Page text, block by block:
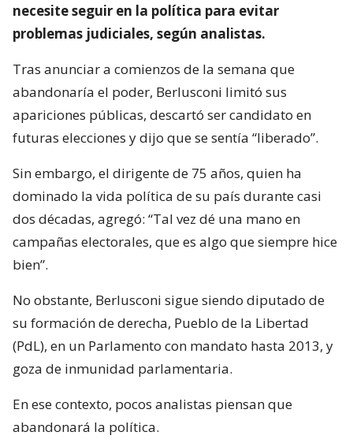
necesite seguir en la política para evitar
problemas judiciales, según analistas.
Tras anunciar a comienzos de la semana que
abandonaría el poder, Berlusconi limitó sus
apariciones públicas, descartó ser candidato en
futuras elecciones y dijo que se sentía “liberado”.
Sin embargo, el dirigente de 75 años, quien ha
dominado la vida política de su país durante casi
dos décadas, agregó: “Tal vez dé una mano en
campañas electorales, que es algo que siempre hice
bien”.
No obstante, Berlusconi sigue siendo diputado de
su formación de derecha, Pueblo de la Libertad
(PdL), en un Parlamento con mandato hasta 2013, y
goza de inmunidad parlamentaria.
En ese contexto, pocos analistas piensan que
abandonará la política.